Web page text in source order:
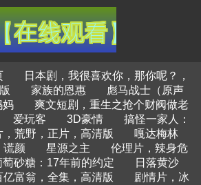
日本剧，我很喜欢你，那你呢？，
家族的恩惠
彪马战士（原声
妈
爽文短剧，重生之抢个财阀做老
爱玩客 3D豪情
搞怪一家人：
，荒野，正片，高清版
嘎达梅林
谎颜 星源之主
伦理片，辣身危
萄砂糖：17年前的约定
日落黄沙
富翁，全集，高清版
剧情片，冰